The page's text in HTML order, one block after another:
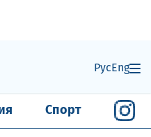
РусEng
Спорт